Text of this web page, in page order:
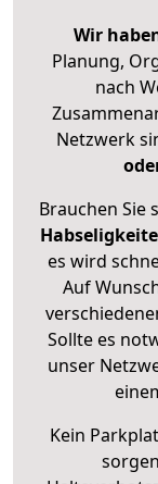
Wir
Planung,
nach
Netzwerk
Brauchen Sie
es wird
Auf
Sollte es
unser
Kein